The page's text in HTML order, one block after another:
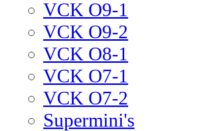
VCK O9-1
VCK O9-2
VCK O8-1
VCK O7-1
VCK O7-2
Supermini's